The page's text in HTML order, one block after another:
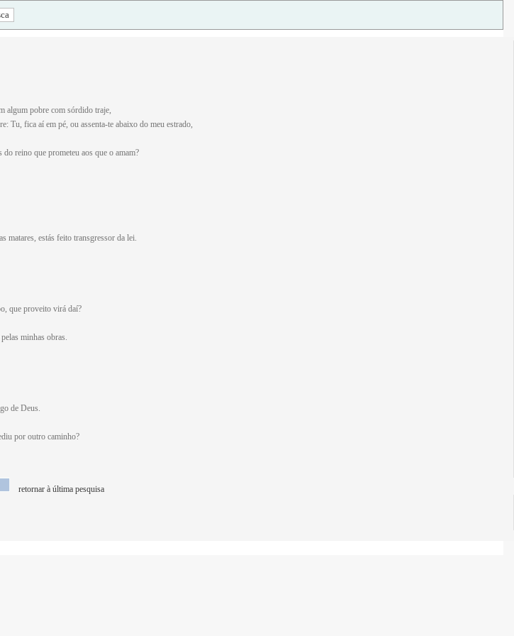
algum pobre com sórdido traje,
Tu, fica aí em pé, ou assenta-te abaixo do meu estrado,
reino que prometeu aos que o amam?
matares, estás feito transgressor da lei.
que proveito virá daí?
minhas obras.
de Deus.
por outro caminho?
retornar à última pesquisa